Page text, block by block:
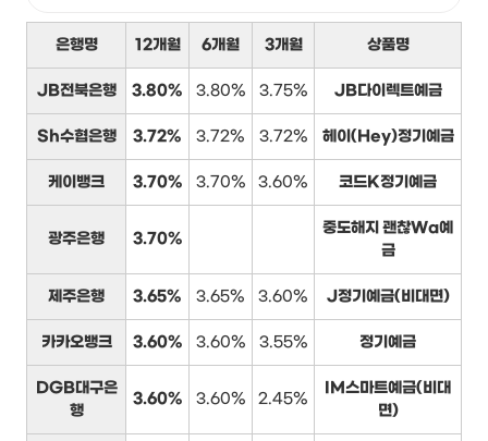
은행명 12개월 6개월 3개월 상품명
JB전북은행 3.80% 3.80% 3.75% JB다이렉트예금
Sh수협은행 3.72% 3.72% 3.72% 헤이(Hey)정기예금
케이뱅크 3.70% 3.70% 3.60% 코드K정기예금
광주은행 3.70%
중도해지 괜찮Wa예
금
제주은행 3.65% 3.65% 3.60% J정기예금(비대면)
카카오뱅크 3.60% 3.60% 3.55% 정기예금
DGB대구은
행
3.60% 3.60% 2.45%
IM스마트예금(비대
면)